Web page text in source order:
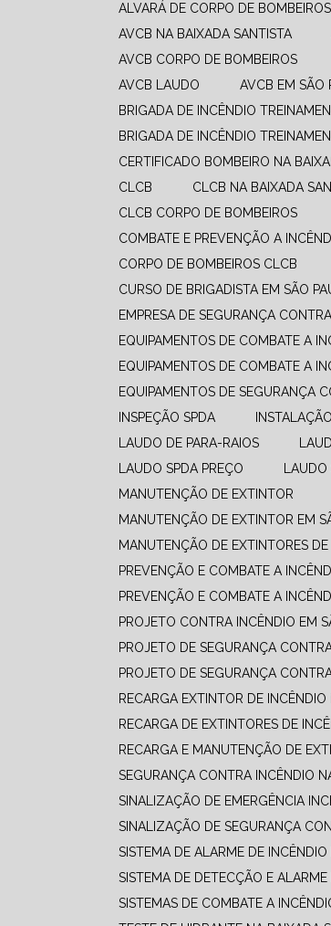
ALVARÁ DE CORPO DE BOMBEIROS
AVCB NA BAIXADA SANTISTA
AVCB CORPO DE BOMBEIROS
AVCB LAUDO
AVCB EM SÃO
BRIGADA DE INCÊNDIO
BRIGADA DE INCÊNDIO
CERTIFICADO BOMBEIRO NA
CLCB
CLCB NA BAIXADA
CLCB CORPO DE BOMBEIROS
COMBATE E PREVENÇÃO A
CORPO DE BOMBEIROS CLCB
CURSO DE BRIGADISTA EM SÃO
EMPRESA DE SEGURANÇA
EQUIPAMENTOS DE COMBATE A
EQUIPAMENTOS DE COMBATE A
EQUIPAMENTOS DE SEGURANÇA
INSPEÇÃO SPDA
LAUDO DE PARA-RAIOS
LAUDO SPDA PREÇO
MANUTENÇÃO DE EXTINTOR
MANUTENÇÃO DE EXTINTOR EM
MANUTENÇÃO DE EXTINTORES
PREVENÇÃO E COMBATE A
PREVENÇÃO E COMBATE A
PROJETO CONTRA INCÊNDIO EM
PROJETO DE SEGURANÇA
PROJETO DE SEGURANÇA
RECARGA EXTINTOR DE
RECARGA DE EXTINTORES DE
RECARGA E MANUTENÇÃO DE
SEGURANÇA CONTRA INCÊNDIO
SINALIZAÇÃO DE EMERGÊNCIA
SINALIZAÇÃO DE SEGURANÇA
SISTEMA DE ALARME DE
SISTEMA DE DETECÇÃO E
SISTEMAS DE COMBATE A